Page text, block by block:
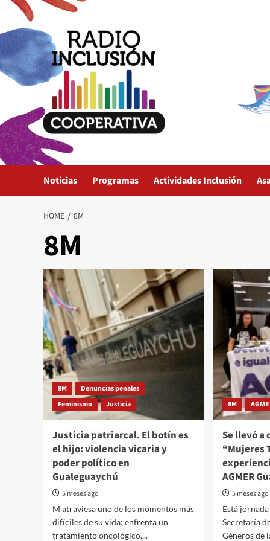
Skip
content
Noticias Programas Actividades Inclusión
HOME 8M
8M
8M
Denuncias penales
Feminismo
Justicia
Justicia patriarcal. El botín es
el hijo: violencia vicaria y
poder político en
Gualeguaychú
5 meses ago
M atraviesa uno de los momentos más
difíciles de su vida: enfrenta un
tratamiento oncológico,...
8M
Se llevó a
“Mujeres
AGMER
5 meses ago
Está
Secretaría
Géneros de